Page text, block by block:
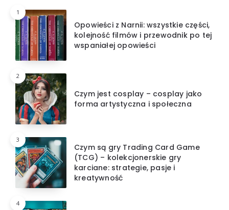
1
Opowieści z Narnii: wszystkie części,
kolejność filmów i przewodnik po tej
wspaniałej opowieści
2
Czym jest cosplay – cosplay jako
forma artystyczna i społeczna
3
Czym są gry Trading Card Game
(TCG) – kolekcjonerskie gry
karciane: strategie, pasje i
kreatywność
4